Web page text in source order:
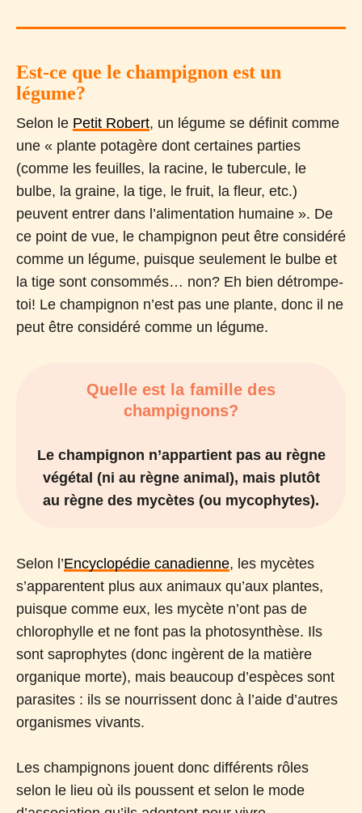
Est-ce que le champignon est un
légume?
Selon le Petit Robert, un légume se définit comme
une « plante potagère dont certaines parties
(comme les feuilles, la racine, le tubercule, le
bulbe, la graine, la tige, le fruit, la fleur, etc.)
peuvent entrer dans l’alimentation humaine ». De
ce point de vue, le champignon peut être considéré
comme un légume, puisque seulement le bulbe et
la tige sont consommés… non? Eh bien détrompe-
toi! Le champignon n’est pas une plante, donc il ne
peut être considéré comme un légume.
Quelle est la famille des
champignons?
Le champignon n’appartient pas au règne
végétal (ni au règne animal), mais plutôt
au règne des mycètes (ou mycophytes).
Selon l’Encyclopédie canadienne, les mycètes
s’apparentent plus aux animaux qu’aux plantes,
puisque comme eux, les mycète n’ont pas de
chlorophylle et ne font pas la photosynthèse. Ils
sont saprophytes (donc ingèrent de la matière
organique morte), mais beaucoup d’espèces sont
parasites : ils se nourrissent donc à l’aide d’autres
organismes vivants.
Les champignons jouent donc différents rôles
selon le lieu où ils poussent et selon le mode